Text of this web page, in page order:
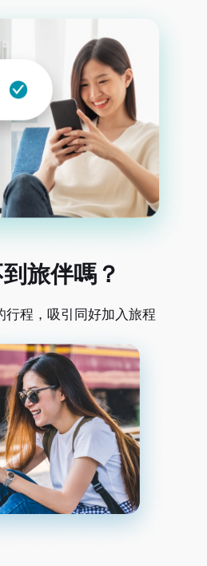
旅伴嗎？
程，吸引同好加入旅程